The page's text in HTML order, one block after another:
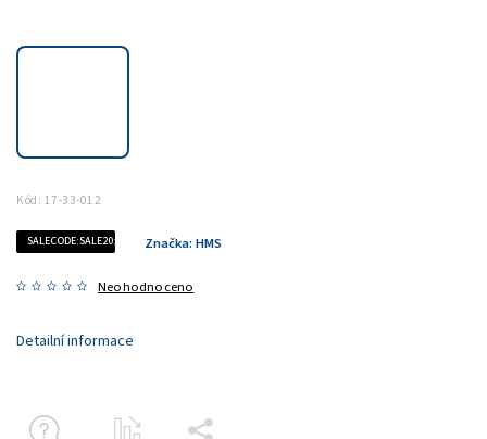
Kód: 17-33-012
SALECODE:SALE20:20:%
Neohodnoceno
Značka: HMS
Detailní informace